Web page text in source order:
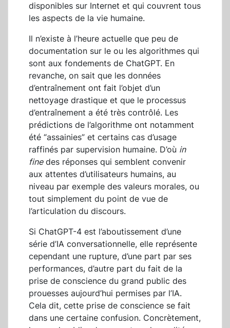
disponibles sur Internet et qui couvrent tous
les aspects de la vie humaine.
Il n’existe à l’heure actuelle que peu de
documentation sur le ou les algorithmes qui
sont aux fondements de ChatGPT. En
revanche, on sait que les données
d’entraînement ont fait l’objet d’un
nettoyage drastique et que le processus
d’entraînement a été très contrôlé. Les
prédictions de l’algorithme ont notamment
été “assainies” et certains cas d’usage
raffinés par supervision humaine. D’où in
finedes réponses qui semblent convenir
aux attentes d’utilisateurs humains, au
niveau par exemple des valeurs morales, ou
tout simplement du point de vue de
l’articulation du discours.
Si ChatGPT-4 est l’aboutissement d’une
série d’IA conversationnelle, elle représente
cependant une rupture, d’une part par ses
performances, d’autre part du fait de la
prise de conscience du grand public des
prouesses aujourd’hui permises par l’IA.
Cela dit, cette prise de conscience se fait
dans une certaine confusion. Concrètement,